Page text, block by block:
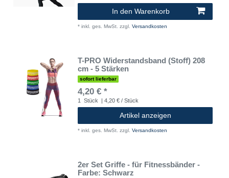
In den Warenkorb
* inkl. ges. MwSt. zzgl. Versandkosten
T-PRO Widerstandsband (Stoff) 208
cm - 5 Stärken
sofort lieferbar
4,20 € *
1 Stück | 4,20 € / Stück
Artikel anzeigen
* inkl. ges. MwSt. zzgl. Versandkosten
2er Set Griffe - für Fitnessbänder -
Farbe: Schwarz